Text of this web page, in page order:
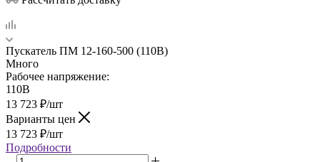
Пускатель ПМ 12-160-500 (110В)
Много
Рабочее напряжение:
110В
13 723 ₽/шт
Варианты цен
13 723 ₽/шт
Подробности